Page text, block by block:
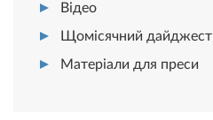
Відео
Щомісячний дайджест
Матеріали для преси